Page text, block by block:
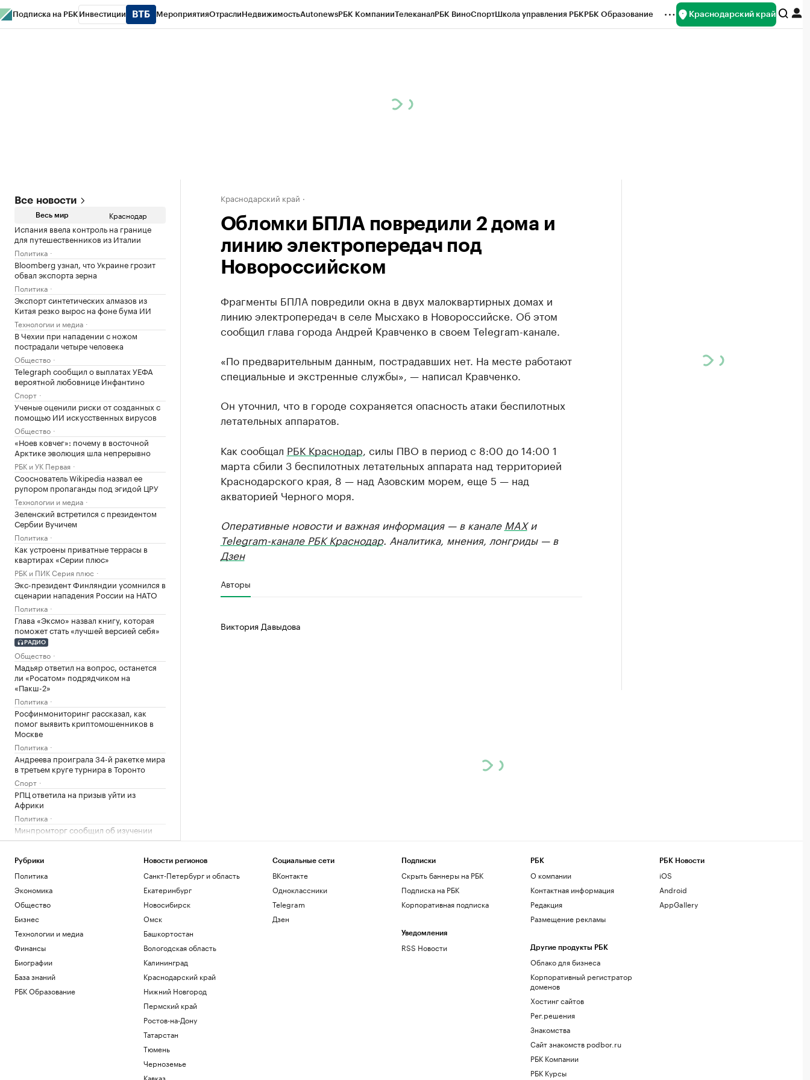
Подписка на РБК Инвестиции МероприятияОтраслиНедвижимостьAutonewsРБК КомпанииТелеканалРБК ВиноСпортШкола управления РБКРБК Образование Краснодарский край
Все новости
Весь мир Краснодар
Испания ввела контроль на границе
для путешественников из Италии
Политика
Bloomberg узнал, что Украине грозит
обвал экспорта зерна
Политика
Экспорт синтетических алмазов из
Китая резко вырос на фоне бума ИИ
Технологии и медиа
В Чехии при нападении с ножом
пострадали четыре человека
Общество
Telegraph сообщил о выплатах УЕФА
вероятной любовнице Инфантино
Спорт
Ученые оценили риски от созданных с
помощью ИИ искусственных вирусов
Общество
«Ноев ковчег»: почему в восточной
Арктике эволюция шла непрерывно
РБК и УК Первая
Сооснователь Wikipedia назвал ее
рупором пропаганды под эгидой ЦРУ
Технологии и медиа
Зеленский встретился с президентом
Сербии Вучичем
Политика
Как устроены приватные террасы в
квартирах «Серии плюс»
РБК и ПИК Серия плюс
Экс-президент Финляндии усомнился в
сценарии нападения России на НАТО
Политика
Глава «Эксмо» назвал книгу, которая
поможет стать «лучшей версией себя»
РАДИО
Общество
Мадьяр ответил на вопрос, останется
ли «Росатом» подрядчиком на
«Пакш-2»
Политика
Росфинмониторинг рассказал, как
помог выявить криптомошенников в
Москве
Политика
Андреева проиграла 34-й ракетке мира
в третьем круге турнира в Торонто
Спорт
РПЦ ответила на призыв уйти из
Африки
Политика
Минпромторг сообщил об изучении
властями идей по поддержке селлеров
Бизнес
Александр Усик заявил, что у него есть
«два варианта» для прощального боя
Что такое медленная жизнь и какую
роль в этом играет дерево
РБК и Старквуд
Метеоролог рассказала о погоде в
Общество
Загрузить еще
Краснодарский край
Обломки БПЛА повредили 2 дома и
линию электропередач под
Новороссийском
Фрагменты БПЛА повредили окна в двух малоквартирных домах и
линию электропередач в селе Мысхако в Новороссийске. Об этом
сообщил глава города Андрей Кравченко в своем Telegram-канале.
«По предварительным данным, пострадавших нет. На месте работают
специальные и экстренные службы», — написал Кравченко.
Он уточнил, что в городе сохраняется опасность атаки беспилотных
летательных аппаратов.
Как сообщал РБК Краснодар , силы ПВО в период с 8:00 до 14:00 1
марта сбили 3 беспилотных летательных аппарата над территорией
Краснодарского края, 8 — над Азовским морем, еще 5 — над
акваторией Черного моря.
Оперативные новости и важная информация — в канале MAXи
Telegram-канале РБК Краснодар. Аналитика, мнения, лонгриды — в
Дзен
Авторы
Виктория Давыдова
Рубрики
Политика
Экономика
Общество
Бизнес
Технологии и медиа
Финансы
Биографии
База знаний
РБК Образование
Новости регионов
Санкт-Петербург и область
Екатеринбург
Новосибирск
Омск
Башкортостан
Вологодская область
Калининград
Краснодарский край
Нижний Новгород
Пермский край
Ростов-на-Дону
Татарстан
Тюмень
Черноземье
Кавказ
Социальные сети
ВКонтакте
Одноклассники
Telegram
Дзен
Подписки
Скрыть баннеры на РБК
Подписка на РБК
Корпоративная подписка
Уведомления
RSS Новости
РБК
О компании
Контактная информация
Редакция
Размещение рекламы
Другие продукты РБК
Облако для бизнеса
Корпоративный регистратор
доменов
Хостинг сайтов
Рег.решения
Знакомства
Сайт знакомств podbor.ru
РБК Компании
РБК Курсы
РБК Новости
iOS
Android
AppGallery